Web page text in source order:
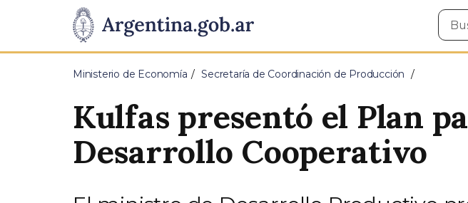
Presidencia
de
Pasar al contenido principal
en
Ministerio de Economía Secretaría de Coordinación de Producción
Kulfas presentó el Plan
Desarrollo Cooperativo